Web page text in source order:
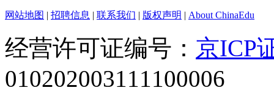
网站地图 | 招聘信息 | 联系我们 | 版权声明 | About ChinaEdu
经营许可证编号： 京ICP
010202003111100006